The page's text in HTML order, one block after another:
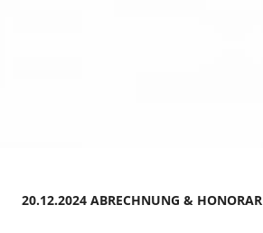
20.12.2024 ABRECHNUNG & HONORAR